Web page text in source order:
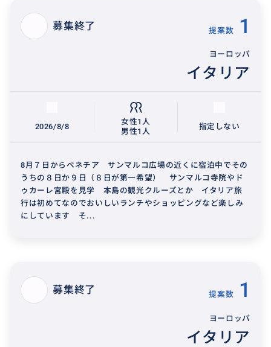
募集終了 提案数 1
ヨーロッパ
イタリア
2026/8/8
女性1人
男性1人
指定しない
8月７日からベネチア サンマルコ広場の近くに宿泊中でその
うちの８日か９日（８日が第一希望） サンマルコ寺院やド
ゥカーレ宮殿を見学 本島の観光クルーズとか イタリア旅
行は初めてなのでおいしいランチやショッピングなど楽しみ
にしています そ...
募集終了 提案数 1
ヨーロッパ
イタリア